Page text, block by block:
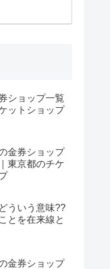
ショップ一覧
ットショップ
金券ショップ
東京都のチケ
ういう意味??
とを在来線と
金券ショップ